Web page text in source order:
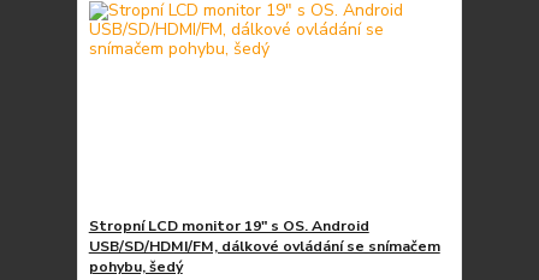
Stropní LCD monitor 19" s OS. Android
USB/SD/HDMI/FM, dálkové ovládání se snímačem
pohybu, šedý